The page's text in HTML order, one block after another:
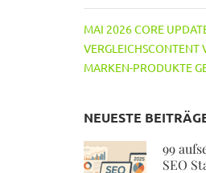
MAI 2026 CORE
VERGLEICHSCONTENT
MARKEN-PRODUKTE
NEUESTE
99
SEO